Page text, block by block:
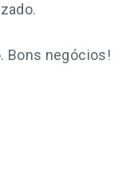
Bons negócios!